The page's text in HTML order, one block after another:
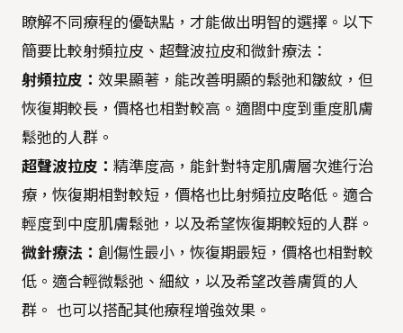
瞭解不同療程的優缺點，才能做出明智的選擇。以下
簡要比較射頻拉皮、超聲波拉皮和微針療法：
射頻拉皮： 效果顯著，能改善明顯的鬆弛和皺紋，但
恢復期較長，價格也相對較高。適閤中度到重度肌膚
鬆弛的人群。
超聲波拉皮： 精準度高，能針對特定肌膚層次進行治
療，恢復期相對較短，價格也比射頻拉皮略低。適合
輕度到中度肌膚鬆弛，以及希望恢復期較短的人群。
微針療法： 創傷性最小，恢復期最短，價格也相對較
低。適合輕微鬆弛、細紋，以及希望改善膚質的人
群。 也可以搭配其他療程增強效果。